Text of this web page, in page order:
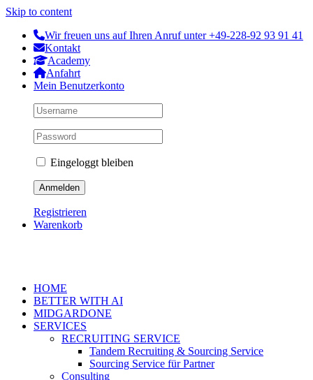
Skip to content
Wir freuen uns auf Ihren Anruf unter +49-228-92 93 91 41
Kontakt
Academy
Anfahrt
Mein Benutzerkonto
Eingeloggt bleiben
Registrieren
Warenkorb
HOME
BETTER WITH AI
MIDGARDONE
SERVICES
RECRUITING SERVICE
Tandem Recruiting & Sourcing Service
Sourcing Service für Partner
Consulting